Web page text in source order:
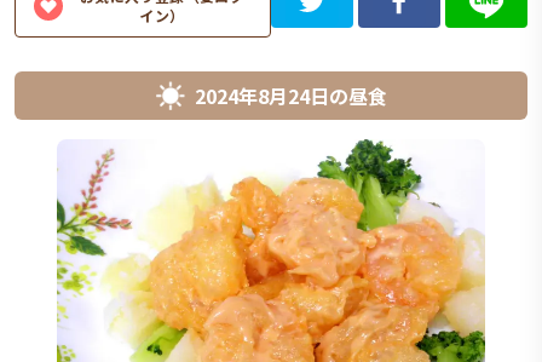
イン）
2024年8月24日の昼食